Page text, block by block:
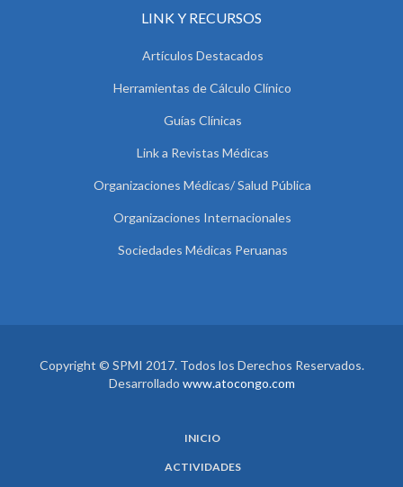
LINK Y RECURSOS
Artículos Destacados
Herramientas de Cálculo Clínico
Guías Clínicas
Link a Revistas Médicas
Organizaciones Médicas/ Salud Pública
Organizaciones Internacionales
Sociedades Médicas Peruanas
Copyright © SPMI 2017. Todos los Derechos Reservados.
Desarrollado www.atocongo.com
INICIO
ACTIVIDADES